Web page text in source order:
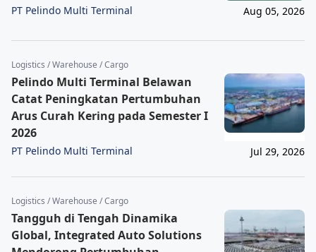
PT Pelindo Multi Terminal Aug 05, 2026
Logistics / Warehouse / Cargo
Pelindo Multi Terminal Belawan
Catat Peningkatan Pertumbuhan
Arus Curah Kering pada Semester I
2026
PT Pelindo Multi Terminal Jul 29, 2026
Logistics / Warehouse / Cargo
Tangguh di Tengah Dinamika
Global, Integrated Auto Solutions